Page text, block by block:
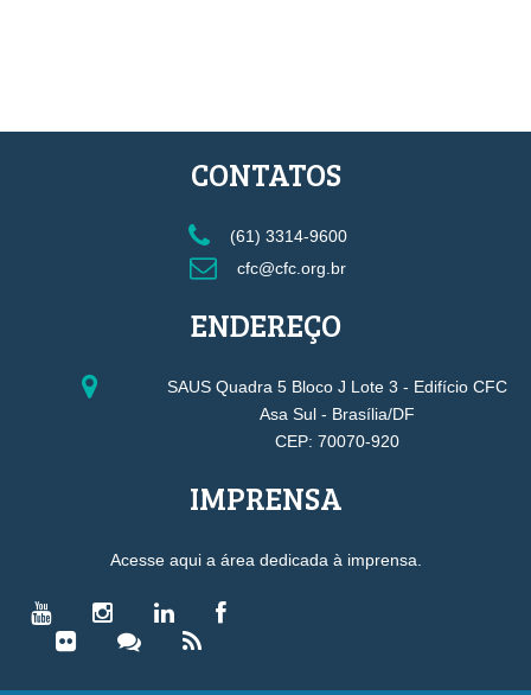
CONTATOS
(61) 3314-9600
cfc@cfc.org.br
ENDEREÇO
SAUS Quadra 5 Bloco J Lote 3 - Edifício CFC
Asa Sul - Brasília/DF
CEP: 70070-920
IMPRENSA
Acesse aqui a área dedicada à imprensa.